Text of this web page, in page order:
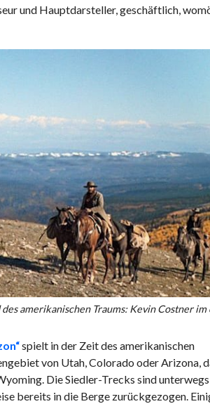
und Hauptdarsteller, geschäftlich,
amerikanischen Traums: Kevin Costner im
spielt in der Zeit des amerikanischen
von Utah, Colorado oder Arizona,
Die Siedler-Trecks sind
bereits in die Berge zurückgezogen.